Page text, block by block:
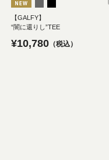
【GALFY】
“闇に還りし”TEE
¥10,780 税込